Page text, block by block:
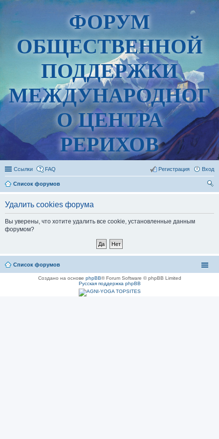
ФОРУМ
ОБЩЕСТВЕННОЙ
ПОДДЕРЖКИ
МЕЖДУНАРОДНОГ
О ЦЕНТРА
РЕРИХОВ
Ссылки FAQ Вход
Регистрация
Список форумов
Удалить cookies форума
Вы уверены, что хотите удалить все cookie, установленные данным
форумом?
Список форумов
Создано на основе phpBB® Forum Software © phpBB Limited
Русская поддержка phpBB